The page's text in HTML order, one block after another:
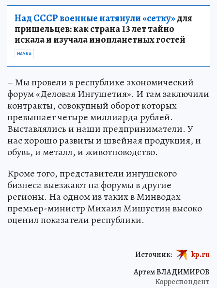
Над СССР военные натянули «сетку»для
пришельцев: как страна 13 лет тайно
искала и изучала инопланетных гостей
НАУКА
– Мы провели в республике экономический
форум «Деловая Ингушетия». И там заключили
контракты, совокупный оборот которых
превышает четыре миллиарда рублей.
Выставлялись и наши предприниматели. У
нас хорошо развиты и швейная продукция, и
обувь, и металл, и животноводство.
Кроме того, представители ингушского
бизнеса выезжают на форумы в другие
регионы. На одном из таких в Минводах
премьер-министр Михаил Мишустин высоко
оценил показатели республики.
Артем ВЛАДИМИРОВ
Корреспондент
Источник: kp.ru